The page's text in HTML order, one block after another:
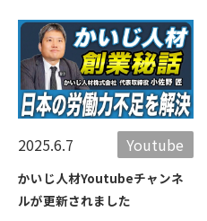
2025.6.7 Youtube
かいじ人材Youtubeチャンネ
ルが更新されました